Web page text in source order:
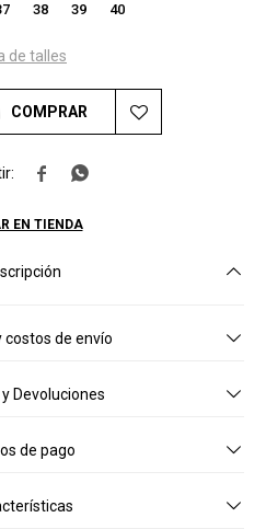
38 39 40
de talles
COMPRAR
 
EN TIENDA
costos de envío
Devoluciones
de pago